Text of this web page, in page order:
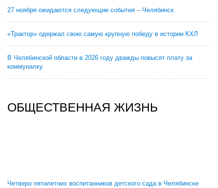
27 ноября ожидаются следующие события – Челябинск
«Трактор» одержал свою самую крупную победу в истории КХЛ
В Челябинской области в 2026 году дважды повысят плату за
коммуналку
ОБЩЕСТВЕННАЯ ЖИЗНЬ
Четверо пятилетних воспитанников детского сада в Челябинске